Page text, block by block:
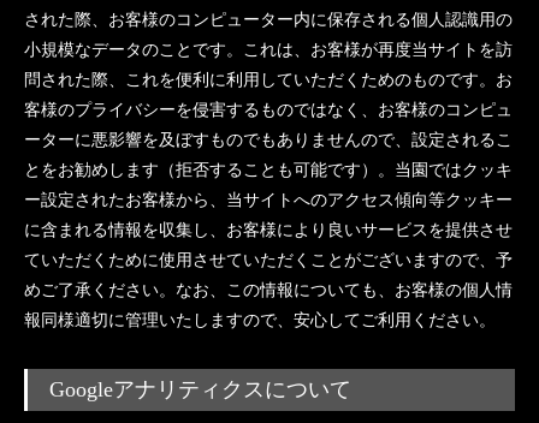
された際、お客様のコンピューター内に保存される個人認識用の
小規模なデータのことです。これは、お客様が再度当サイトを訪
問された際、これを便利に利用していただくためのものです。お
客様のプライバシーを侵害するものではなく、お客様のコンピュ
ーターに悪影響を及ぼすものでもありませんので、設定されるこ
とをお勧めします（拒否することも可能です）。当園ではクッキ
ー設定されたお客様から、当サイトへのアクセス傾向等クッキー
に含まれる情報を収集し、お客様により良いサービスを提供させ
ていただくために使用させていただくことがございますので、予
めご了承ください。なお、この情報についても、お客様の個人情
報同様適切に管理いたしますので、安心してご利用ください。
Googleアナリティクスについて